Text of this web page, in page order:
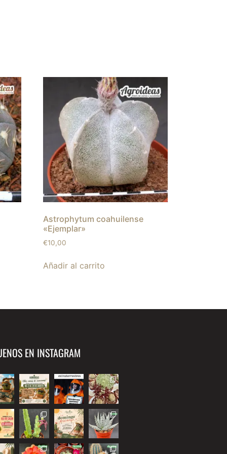
Astrophytum coahuilense
«Ejemplar»
€10,00
Añadir al carrito
EN INSTAGRAM